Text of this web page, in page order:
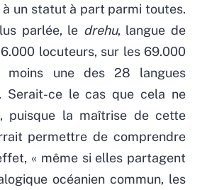
un statut à part parmi toutes.
parlée, le drehu, langue de
locuteurs, sur les 69.000
moins une des 28 langues
Serait-ce le cas que cela ne
puisque la maîtrise de cette
permettre de comprendre
« même si elles partagent
océanien commun, les